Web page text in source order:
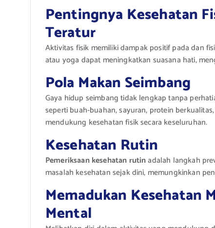
Pentingnya Kesehatan
Teratur
Aktivitas fisik memiliki dampak positif pada dan
atau yoga dapat meningkatkan suasana hati,
Pola Makan Seimbang
Gaya hidup seimbang tidak lengkap tanpa
seperti buah-buahan, sayuran, protein
mendukung kesehatan fisik secara keseluruhan.
Kesehatan Rutin
Pemeriksaan kesehatan rutinadalah langkah
masalah kesehatan sejak dini, memungkinkan
Memadukan Kesehatan
Mental